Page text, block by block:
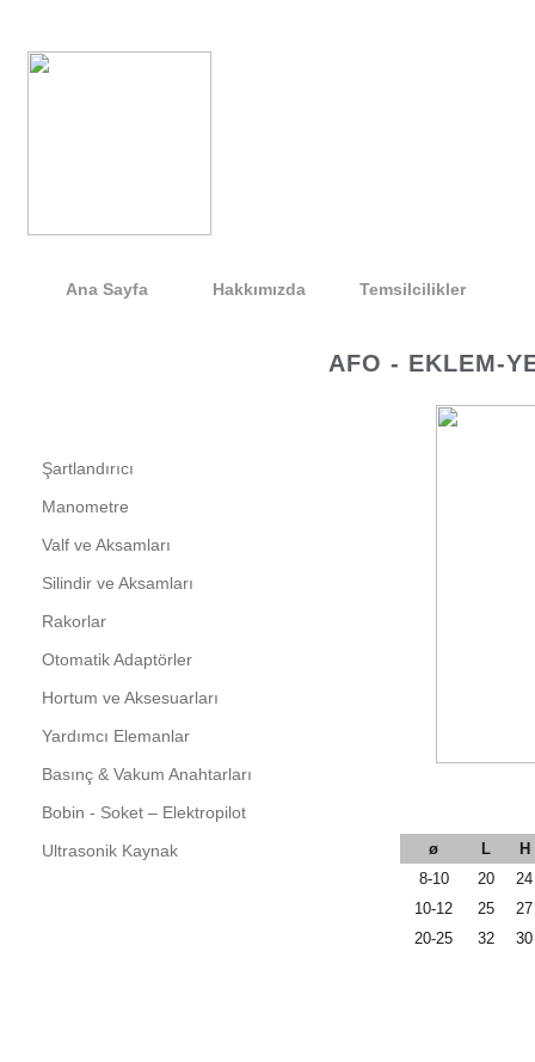
Ana Sayfa Hakkımızda Temsilcilikler
Şartlandırıcı
Manometre
Valf ve Aksamları
Silindir ve Aksamları
Rakorlar
Otomatik Adaptörler
Hortum ve Aksesuarları
Yardımcı Elemanlar
Basınç & Vakum Anahtarları
Bobin - Soket – Elektropilot
Ultrasonik Kaynak
AFO - EKLEM-
ø L
H
8-10
20
24
10-12
25
27
20-25
32 30